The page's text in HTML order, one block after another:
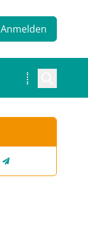
Anmelden